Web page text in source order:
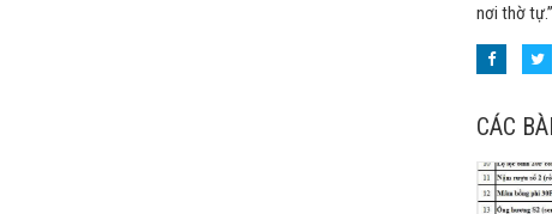
nơi thờ tự.”
CÁC